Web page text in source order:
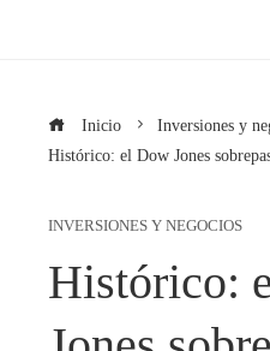
Inicio
Inversiones y
Histórico: el Dow Jones
INVERSIONES Y NEGOCIOS
Histórico: